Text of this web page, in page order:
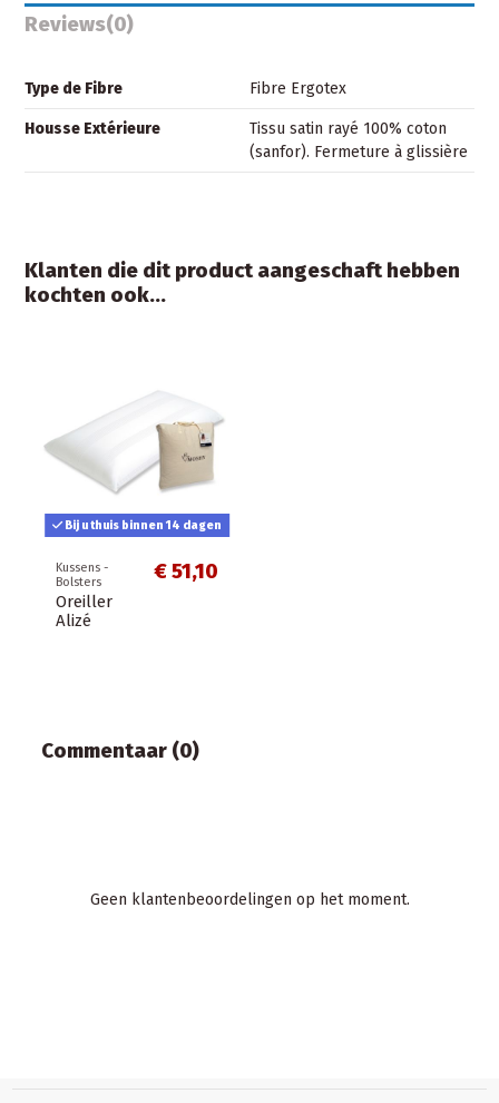
Reviews(0)
Type de Fibre Fibre Ergotex
Housse Extérieure
Tissu satin rayé 100% coton
(sanfor). Fermeture à glissière
Klanten die dit product aangeschaft hebben
kochten ook...
Bij u thuis binnen 14 dagen
Kussens -
Bolsters
Oreiller
Alizé
€ 51,10
Commentaar (0)
Geen klantenbeoordelingen op het moment.